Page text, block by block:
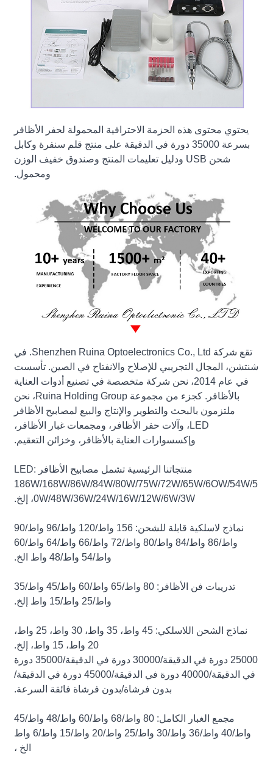
يحتوي محتوى هذه الحزمة الاحترافية المحمولة لحفر الأظافر
بسرعة 35000 دورة في الدقيقة على منتج قلم سنفرة وكابل
شحن USB ودليل تعليمات المنتج وصندوق خفيف الوزن
ومحمول.
تقع شركة Shenzhen Ruina Optoelectronics Co., Ltd. في
شنتشن، المجال التجريبي للإصلاح والانفتاح في الصين. تأسست
في عام 2014، نحن شركة متخصصة في تصنيع أدوات العناية
بالأظافر. كجزء من مجموعة Ruina Holding Group، نحن
ملتزمون بالبحث والتطوير والإنتاج والبيع لمصابيح الأظافر
LED، وآلات حفر الأظافر، ومجمعات غبار الأظافر،
وإكسسوارات العناية بالأظافر، وخزائن التعقيم.
منتجاتنا الرئيسية تشمل مصابيح الأظافر LED:
186W/168W/86W/84W/80W/75W/72W/65W/6OW/54W/5
0W/48W/36W/24W/16W/12W/6W/3W، إلخ.
نماذج لاسلكية قابلة للشحن: 156 واط/120 واط/96 واط/90
واط/86 واط/84 واط/80 واط/72 واط/66 واط/64 واط/60
واط/54 واط/48 واط الخ.
تدريبات فن الأظافر: 80 واط/65 واط/60 واط/45 واط/35
واط/25 واط/15 واط إلخ.
نماذج الشحن اللاسلكي: 45 واط، 35 واط، 30 واط، 25 واط،
20 واط، 15 واط، إلخ.
25000 دورة في الدقيقة/30000 دورة في الدقيقة/35000 دورة
في الدقيقة/40000 دورة في الدقيقة/45000 دورة في الدقيقة/
بدون فرشاة/بدون فرشاة فائقة السرعة.
مجمع الغبار الكامل: 80 واط/68 واط/60 واط/48 واط/45
واط/40 واط/36 واط/30 واط/25 واط/20 واط/15 واط/6 واط
الخ ،